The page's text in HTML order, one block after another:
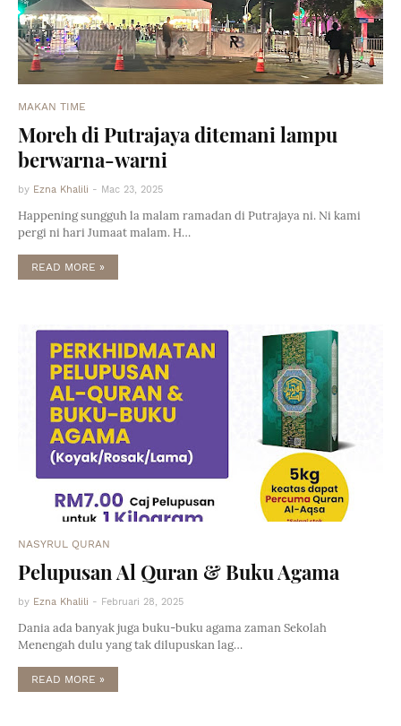
MAKAN TIME
Moreh di Putrajaya ditemani lampu
berwarna-warni
by Ezna Khalili - Mac 23, 2025
Happening sungguh la malam ramadan di Putrajaya ni. Ni kami
pergi ni hari Jumaat malam. H…
READ MORE »
NASYRUL QURAN
Pelupusan Al Quran & Buku Agama
by Ezna Khalili - Februari 28, 2025
Dania ada banyak juga buku-buku agama zaman Sekolah
Menengah dulu yang tak dilupuskan lag…
READ MORE »